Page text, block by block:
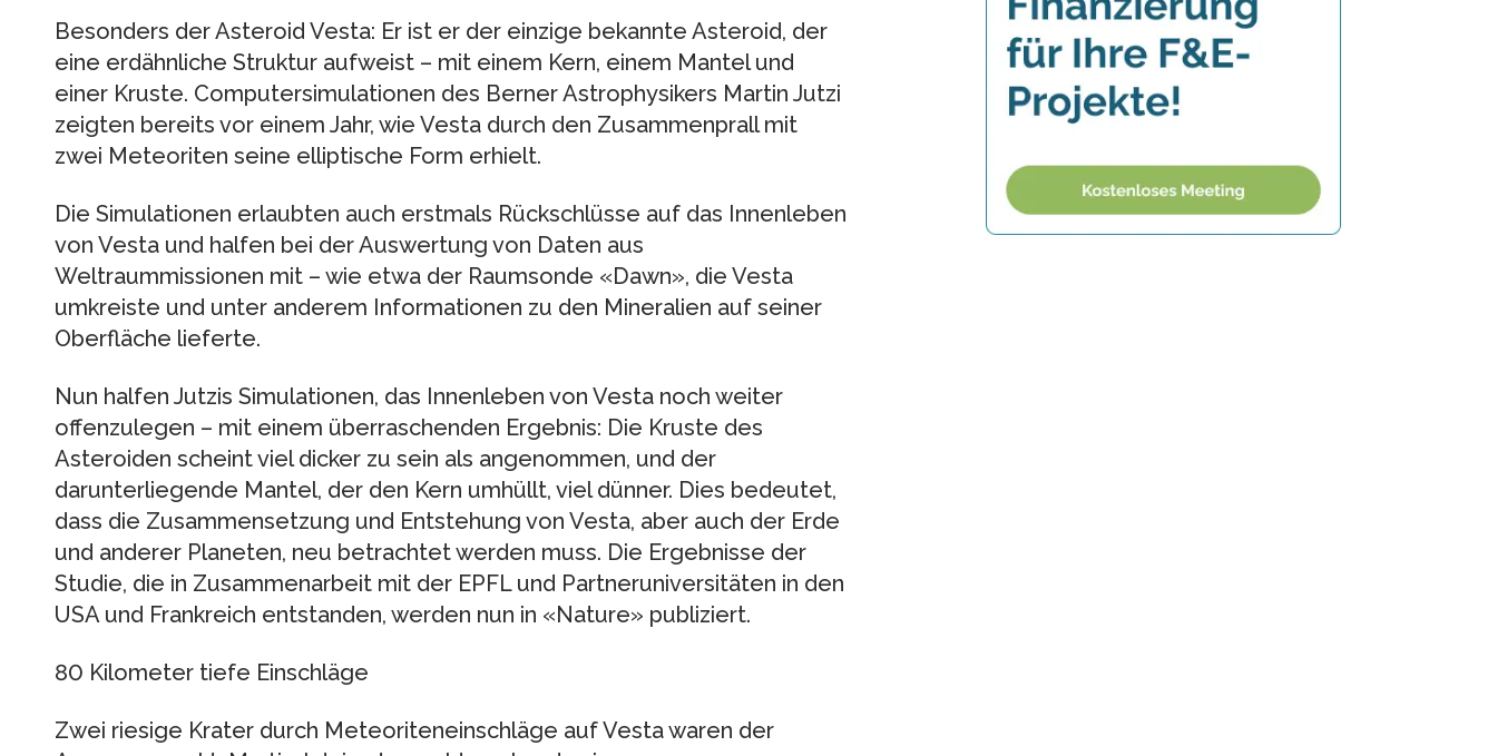
Besonders der Asteroid Vesta: Er ist er der einzige bekannte Asteroid, der
eine erdähnliche Struktur aufweist – mit einem Kern, einem Mantel und
einer Kruste. Computersimulationen des Berner Astrophysikers Martin Jutzi
zeigten bereits vor einem Jahr, wie Vesta durch den Zusammenprall mit
zwei Meteoriten seine elliptische Form erhielt.
Die Simulationen erlaubten auch erstmals Rückschlüsse auf das Innenleben
von Vesta und halfen bei der Auswertung von Daten aus
Weltraummissionen mit – wie etwa der Raumsonde «Dawn», die Vesta
umkreiste und unter anderem Informationen zu den Mineralien auf seiner
Oberfläche lieferte.
Nun halfen Jutzis Simulationen, das Innenleben von Vesta noch weiter
offenzulegen – mit einem überraschenden Ergebnis: Die Kruste des
Asteroiden scheint viel dicker zu sein als angenommen, und der
darunterliegende Mantel, der den Kern umhüllt, viel dünner. Dies bedeutet,
dass die Zusammensetzung und Entstehung von Vesta, aber auch der Erde
und anderer Planeten, neu betrachtet werden muss. Die Ergebnisse der
Studie, die in Zusammenarbeit mit der EPFL und Partneruniversitäten in den
USA und Frankreich entstanden, werden nun in «Nature» publiziert.
80 Kilometer tiefe Einschläge
Zwei riesige Krater durch Meteoriteneinschläge auf Vesta waren der